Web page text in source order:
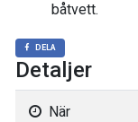
båtvett.
DELA
Detaljer
När